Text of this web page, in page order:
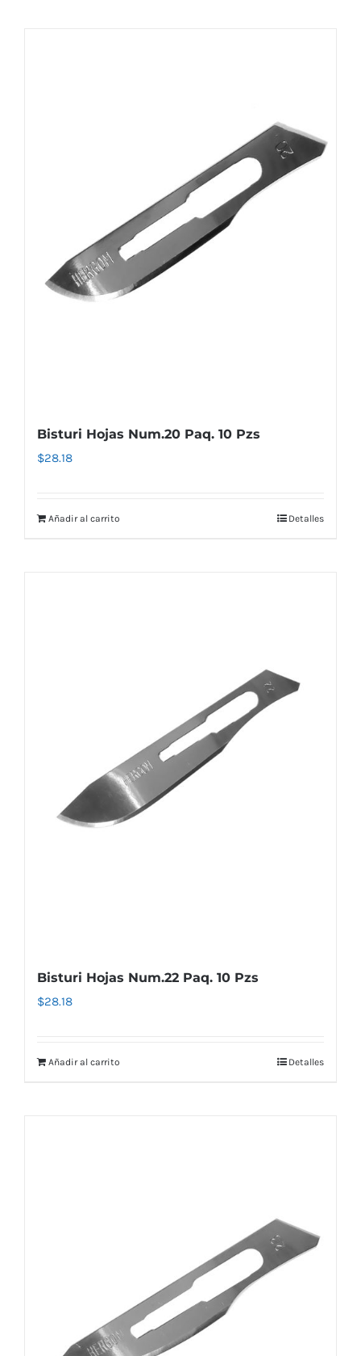
Bisturi Hojas Num.20 Paq. 10 Pzs
$28.18
Añadir al carrito Detalles
Bisturi Hojas Num.22 Paq. 10 Pzs
$28.18
Añadir al carrito Detalles